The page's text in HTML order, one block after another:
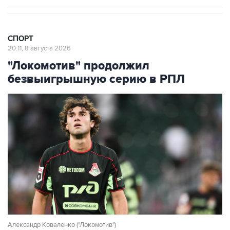
СПОРТ
20:11, 8 августа 2026
"Локомотив" продолжил
безвыигрышную серию в РПЛ
Александр Коваленко ("Локомотив")